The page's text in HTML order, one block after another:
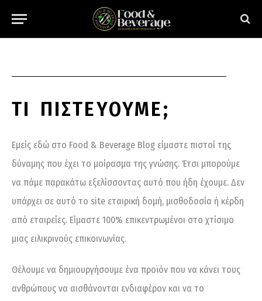
ΤΙ ΠΙΣΤΕΎΟΥΜΕ;
Εμείς εδώ στο Food & Beverage Blog είμαστε πιστοί της
δύναμης που έχει το μοίρασμα της γνώσης. Έτσι μπορούμε
να πάμε παρακάτω εξελίσσοντας αυτό που ήδη έχουμε. Δεν
υπάρχει σε αυτό το site εταιρική δομή, μισθοδοσία ή κέρδη
από εταιρείες. Είμαστε 100% επικεντρωμένοι στο χτίσιμο
μιας ειλικρινούς επικοινωνίας.
Θέλουμε να δημιουργήσουμε ένα προϊόν που να κάνει τους
ανθρώπους να αισθάνονται ενδιαφέρον και να το